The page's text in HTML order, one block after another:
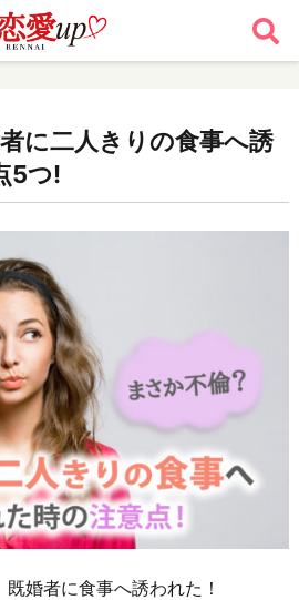
に二人きりの食事へ誘
5つ!
婚者に食事へ誘われた！